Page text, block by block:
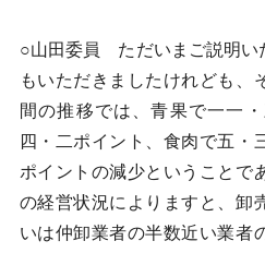
○山田委員 ただいまご説明い
もいただきましたけれども、
間の推移では、青果で一一
四・二ポイント、食肉で五・
ポイントの減少ということで
の経営状況によりますと、卸
いは仲卸業者の半数近い業者